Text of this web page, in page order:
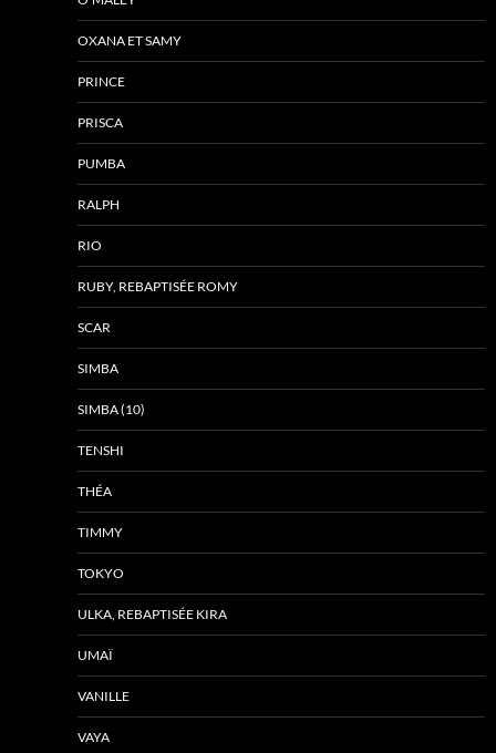
OXANA ET SAMY
PRINCE
PRISCA
PUMBA
RALPH
RIO
RUBY, REBAPTISÉE ROMY
SCAR
SIMBA
SIMBA (10)
TENSHI
THÉA
TIMMY
TOKYO
ULKA, REBAPTISÉE KIRA
UMAÏ
VANILLE
VAYA